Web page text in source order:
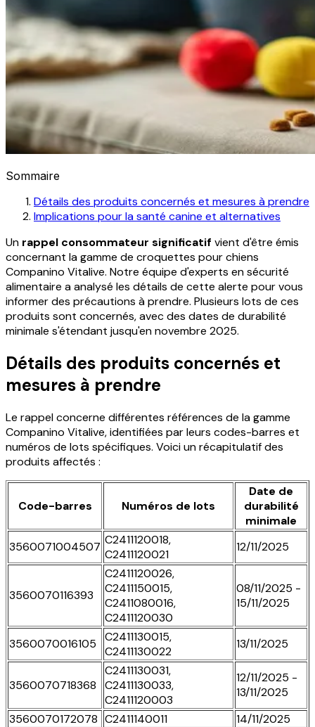
Sommaire
Détails des produits concernés et mesures à prendre
Implications pour la santé canine et alternatives
Un rappel consommateur significatif vient d'être émis
concernant la gamme de croquettes pour chiens
Companino Vitalive. Notre équipe d'experts en sécurité
alimentaire a analysé les détails de cette alerte pour vous
informer des précautions à prendre. Plusieurs lots de ces
produits sont concernés, avec des dates de durabilité
minimale s'étendant jusqu'en novembre 2025.
Détails des produits concernés et
mesures à prendre
Le rappel concerne différentes références de la gamme
Companino Vitalive, identifiées par leurs codes-barres et
numéros de lots spécifiques. Voici un récapitulatif des
produits affectés :
Code-barres Numéros de lots
Date de
durabilité
minimale
3560071004507 C2411120018,
C2411120021
12/11/2025
3560070116393
C2411120026,
C2411150015,
C2411080016,
C2411120030
08/11/2025 -
15/11/2025
3560070016105
C2411130015,
C2411130022
13/11/2025
3560070718368
C2411130031,
C2411130033,
C2411120003
12/11/2025 -
13/11/2025
3560070172078 C2411140011
14/11/2025